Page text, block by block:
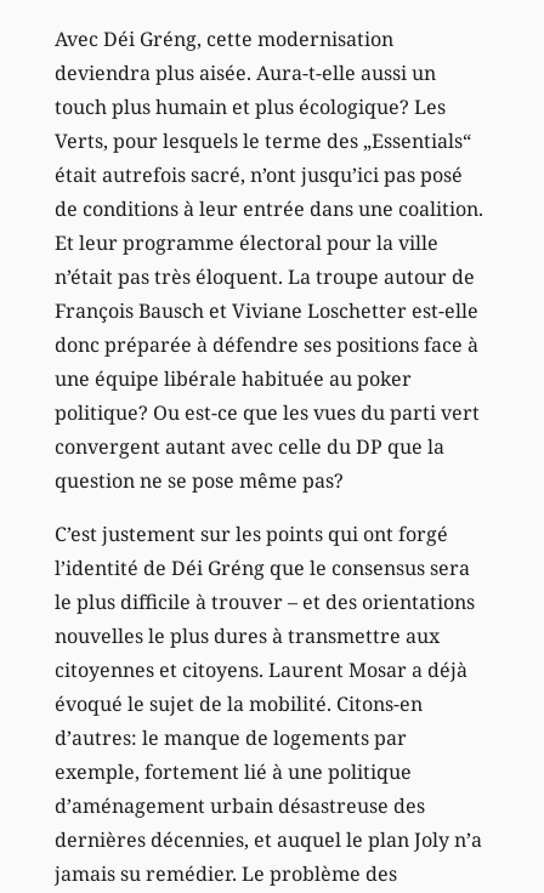
Avec Déi Gréng, cette modernisation
deviendra plus aisée. Aura-t-elle aussi un
touch plus humain et plus écologique? Les
Verts, pour lesquels le terme des „Essentials“
était autrefois sacré, n’ont jusqu’ici pas posé
de conditions à leur entrée dans une coalition.
Et leur programme électoral pour la ville
n’était pas très éloquent. La troupe autour de
François Bausch et Viviane Loschetter est-elle
donc préparée à défendre ses positions face à
une équipe libérale habituée au poker
politique? Ou est-ce que les vues du parti vert
convergent autant avec celle du DP que la
question ne se pose même pas?
C’est justement sur les points qui ont forgé
l’identité de Déi Gréng que le consensus sera
le plus difficile à trouver – et des orientations
nouvelles le plus dures à transmettre aux
citoyennes et citoyens. Laurent Mosar a déjà
évoqué le sujet de la mobilité. Citons-en
d’autres: le manque de logements par
exemple, fortement lié à une politique
d’aménagement urbain désastreuse des
dernières décennies, et auquel le plan Joly n’a
jamais su remédier. Le problème des